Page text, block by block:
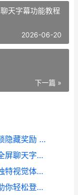
天字幕功能教程
2026-06-20
下一篇 »
王者荣耀如何获得清标攻略 轻松解锁隐藏奖励 提升游戏体验
王者荣耀如何发全部字幕 轻松开启全屏聊天字幕功能教程
王者荣耀如何看日落模式攻略 解锁独特视觉体验的秘诀解析
王者荣耀如何打到区标 全方位攻略助你轻松登顶荣耀巅峰